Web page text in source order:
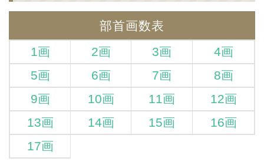
部首画数表
1画
2画 3画
4画
5画
6画 7画
8画
9画
10画 11画
12画
13画
14画 15画
16画
17画